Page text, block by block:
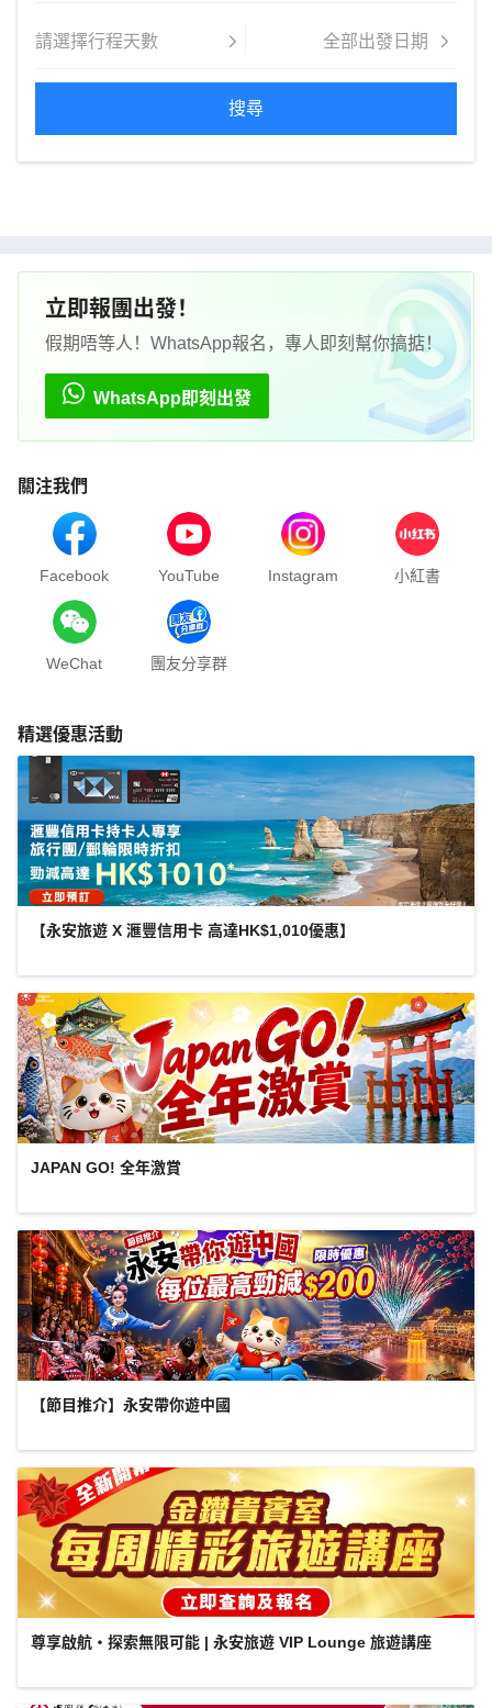
搜尋
立即報團出發！
假期唔等人！WhatsApp報名，專人即刻幫你搞掂！
WhatsApp即刻出發
關注我們
Facebook YouTube Instagram 小紅書
WeChat 團友分享群
精選優惠活動
【永安旅遊 X 滙豐信用卡 高達HK$1,010優惠】
JAPAN GO! 全年激賞
【節目推介】永安帶你遊中國
尊享啟航・探索無限可能 | 永安旅遊 VIP Lounge 旅遊講座